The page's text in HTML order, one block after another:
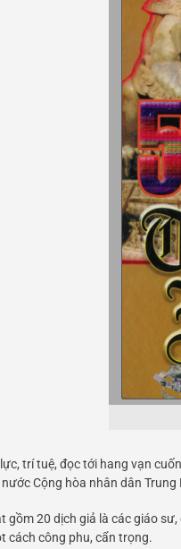
trí tuệ, đọc tới hang vạn
Cộng hòa nhân dân Trung
gồm 20 dịch giả là các giáo
cách công phu, cẩn trọng.